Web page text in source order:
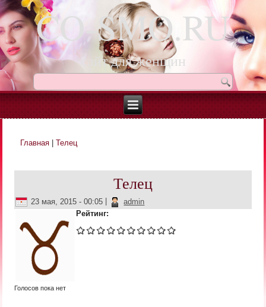
CO-SMO.RU
сайт для женщин
Вы здесь
Главная| Телец
Телец
23 мая, 2015 - 00:05
admin
Рейтинг:
Голосов пока нет